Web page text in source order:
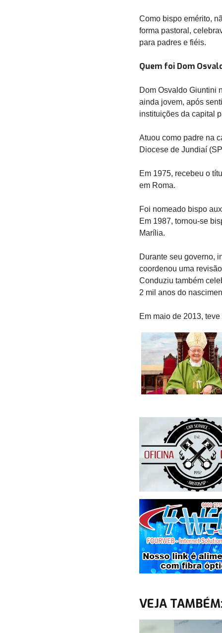
Como bispo emérito,
forma pastoral,
para padres e fiéis.
Quem foi Dom
Dom Osvaldo Giuntini
ainda jovem, após
instituições da capital
Atuou como padre na
Diocese de Jundiaí
Em 1975, recebeu o
em Roma.
Foi nomeado bispo
Em 1987, tornou-se
Marília.
Durante seu governo,
coordenou uma
Conduziu também
2 mil anos do
Em maio de 2013,
VEJA